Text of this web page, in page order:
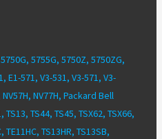
5755G, 5750Z, 5750ZG,
E1-571, V3-531, V3-571, V3-
NV77H, Packard Bell
TS44, TS45, TSX62, TSX66,
TE11HC, TS13HR, TS13SB,